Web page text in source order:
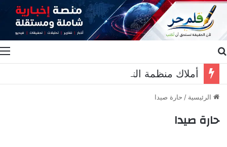
الرئيسية / حارة صيدا
حارة صيدا